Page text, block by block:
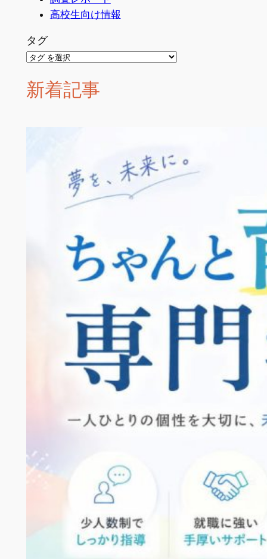
高校生向け情報
タグ
新着記事